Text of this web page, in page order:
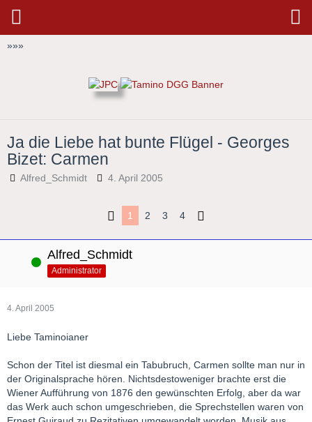
»»»
Ja die Liebe hat bunte Flügel - Georges
Bizet: Carmen
Alfred_Schmidt 4. April 2005
1 2 3 4
Online Alfred_Schmidt
Administrator
4. April 2005
Liebe Taminoianer
Schon der Titel ist diesmal ein Tabubruch, Carmen sollte man nur in
der Originalsprache hören. Nichtsdestoweniger brachte erst die
Wiener Aufführung von 1876 den gewünschten Erfolg, aber da war
das Werk auch schon umgeschrieben, die Sprechstellen waren von